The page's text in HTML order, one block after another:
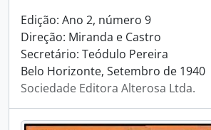
Edição: Ano 2, número 9
Direção: Miranda e Castro
Secretário: Teódulo Pereira
Belo Horizonte, Setembro de 1940
Sociedade Editora Alterosa Ltda.